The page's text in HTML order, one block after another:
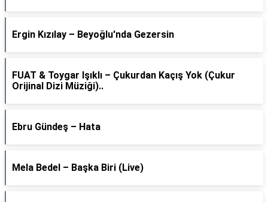
Ergin Kızılay – Beyoğlu'nda Gezersin
FUAT & Toygar Işıklı – Çukurdan Kaçış Yok (Çukur
Orijinal Dizi Müziği)..
Ebru Gündeş – Hata
Mela Bedel – Başka Biri (Live)